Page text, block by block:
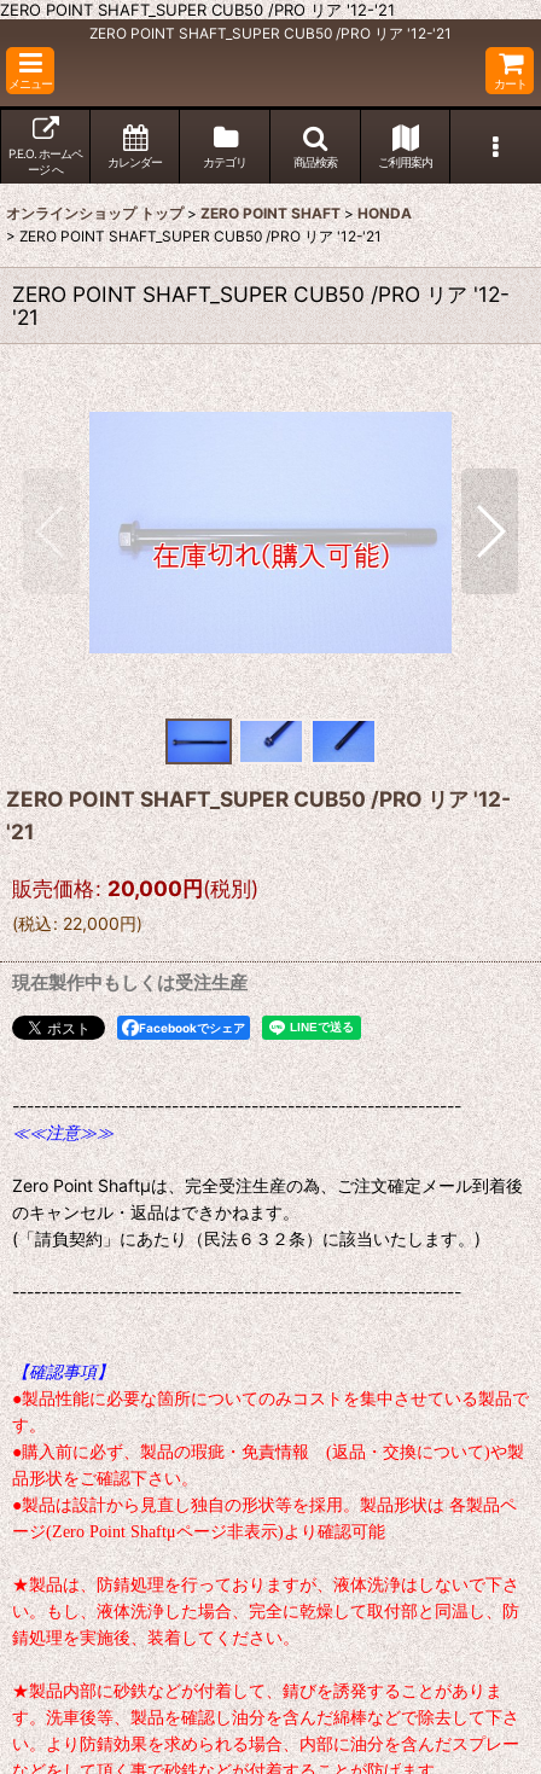
ZERO POINT SHAFT_SUPER CUB50 /PRO リア '12-'21
ZERO POINT SHAFT_SUPER CUB50 /PRO リア '12-'21
メニュー カート
P.E.O. ホームペ
ージ へ
カレンダー カテゴリ 商品検索 ご利用案内
オンラインショップ トップ > ZERO POINT SHAFT > HONDA
> ZERO POINT SHAFT_SUPER CUB50 /PRO リア '12-'21
ZERO POINT SHAFT_SUPER CUB50 /PRO リア '12-
'21
ZERO POINT SHAFT_SUPER CUB50 /PRO リア '12-
'21
販売価格: 20,000円(税別)
(税込: 22,000円)
現在製作中もしくは受注生産
Facebookでシェア
--------------------------------------------------------------
≪≪注意≫≫
Zero Point Shaftμは、完全受注生産の為、ご注文確定メール到着後
のキャンセル・返品はできかねます。
(「請負契約」にあたり（民法６３２条）に該当いたします。)
--------------------------------------------------------------
【確認事項】
●製品性能に必要な箇所についてのみコストを集中させている製品で
す。
●購入前に必ず、製品の瑕疵・免責情報 (返品・交換について)や製
品形状をご確認下さい。
●製品は設計から見直し独自の形状等を採用。製品形状は 各製品ペ
ージ(Zero Point Shaftμページ非表示)より確認可能
★製品は、防錆処理を行っておりますが、液体洗浄はしないで下さ
い。もし、液体洗浄した場合、完全に乾燥して取付部と同温し、防
錆処理を実施後、装着してください。
★製品内部に砂鉄などが付着して、錆びを誘発することがありま
す。洗車後等、製品を確認し油分を含んだ綿棒などで除去して下さ
い。より防錆効果を求められる場合、内部に油分を含んだスプレー